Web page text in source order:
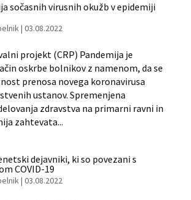
sočasnih virusnih okužb v epidemiji
| 03.08.2022
projekt (CRP) Pandemija je
oskrbe bolnikov z namenom, da se
prenosa novega koronavirusa
ustanov. Spremenjena
zdravstva na primarni ravni in
zahtevata...
dejavniki, ki so povezani s
COVID-19
| 03.08.2022